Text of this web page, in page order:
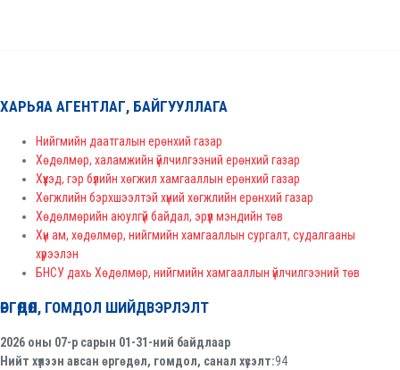
ХАРЬЯА АГЕНТЛАГ, БАЙГУУЛЛАГА
Нийгмийн даатгалын ерөнхий газар
Хөдөлмөр, халамжийн үйлчилгээний ерөнхий газар
Хүүхэд, гэр бүлийн хөгжил хамгааллын ерөнхий газар
Хөгжлийн бэрхшээлтэй хүний хөгжлийн ерөнхий газар
Хөдөлмөрийн аюулгүй байдал, эрүүл мэндийн төв
Хүн ам, хөдөлмөр, нийгмийн хамгааллын сургалт, судалгааны
хүрээлэн
БНСУ дахь Хөдөлмөр, нийгмийн хамгааллын үйлчилгээний төв
ӨРГӨДӨЛ, ГОМДОЛ ШИЙДВЭРЛЭЛТ
2026 оны 07-р сарын 01-31-ний байдлаар
Нийт хүлээн авсан өргөдөл, гомдол, санал хүсэлт:94